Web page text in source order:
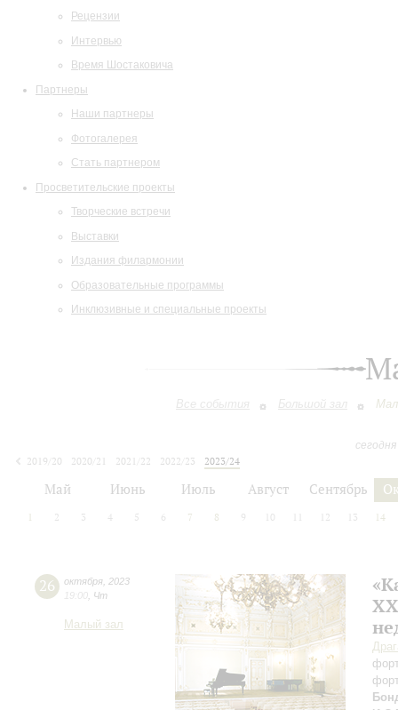
Рецензии
Интервью
Время Шостаковича
Партнеры
Наши партнеры
Фотогалерея
Стать партнером
Просветительские проекты
Творческие встречи
Выставки
Издания филармонии
Образовательные программы
Инклюзивные и специальные проекты
Все события Большой зал
2019/20
2020/21 2021/22 2022/23
2023/24
Май Июнь Июль Август Сентябрь
1 2 3 4 5 6 7 8 9 10 12 13 14
26 октября 2023
19:00 Чт
Малый зал